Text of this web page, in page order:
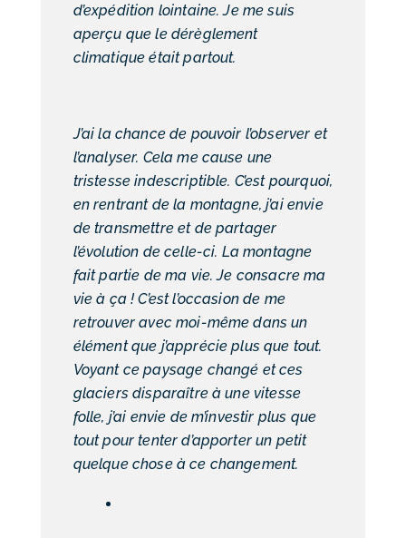
d’expédition lointaine. Je me suis
aperçu que le dérèglement
climatique était partout.
J’ai la chance de pouvoir l’observer et
l’analyser. Cela me cause une
tristesse indescriptible. C’est pourquoi,
en rentrant de la montagne, j’ai envie
de transmettre et de partager
l’évolution de celle-ci. La montagne
fait partie de ma vie. Je consacre ma
vie à ça ! C’est l’occasion de me
retrouver avec moi-même dans un
élément que j’apprécie plus que tout.
Voyant ce paysage changé et ces
glaciers disparaître à une vitesse
folle, j’ai envie de m’investir plus que
tout pour tenter d’apporter un petit
quelque chose à ce changement.